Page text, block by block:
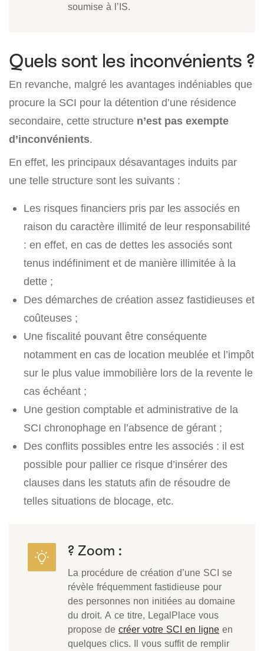
soumise à l’IS.
Quels sont les inconvénients ?
En revanche, malgré les avantages indéniables que
procure la SCI pour la détention d’une résidence
secondaire, cette structure n’est pas exempte
d’inconvénients.
En effet, les principaux désavantages induits par
une telle structure sont les suivants :
Les risques financiers pris par les associés en
raison du caractère illimité de leur responsabilité
: en effet, en cas de dettes les associés sont
tenus indéfiniment et de manière illimitée à la
dette ;
Des démarches de création assez fastidieuses et
coûteuses ;
Une fiscalité pouvant être conséquente
notamment en cas de location meublée et l’impôt
sur le plus value immobilière lors de la revente le
cas échéant ;
Une gestion comptable et administrative de la
SCI chronophage en l’absence de gérant ;
Des conflits possibles entre les associés : il est
possible pour pallier ce risque d’insérer des
clauses dans les statuts afin de résoudre de
telles situations de blocage, etc.
? Zoom :
La procédure de création d’une SCI se
révèle fréquemment fastidieuse pour
des personnes non initiées au domaine
du droit. A ce titre, LegalPlace vous
propose de créer votre SCI en ligne en
quelques clics. Il vous suffit de remplir